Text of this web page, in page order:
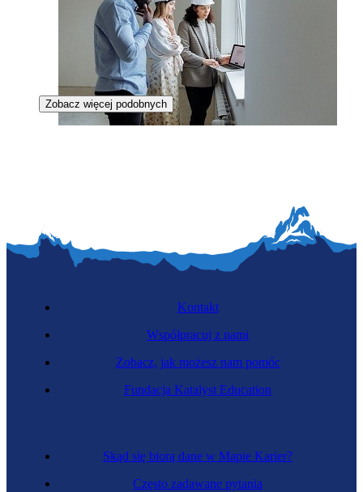
Zobacz więcej podobnych
Skąd się biorą dane w Mapie Karier?
Często zadawane pytania
Kontakt
Współpracuj z nami
Zobacz, jak możesz nam pomóc
Fundacja Katalyst Education